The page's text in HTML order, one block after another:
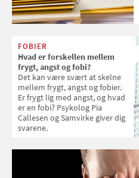
FOBIER
Hvad er forskellen mellem
frygt, angst og fobi?
Det kan være svært at skelne
mellem frygt, angst og fobier.
Er frygt lig med angst, og hvad
er en fobi? Psykolog Pia
Callesen og Samvirke giver dig
svarene.